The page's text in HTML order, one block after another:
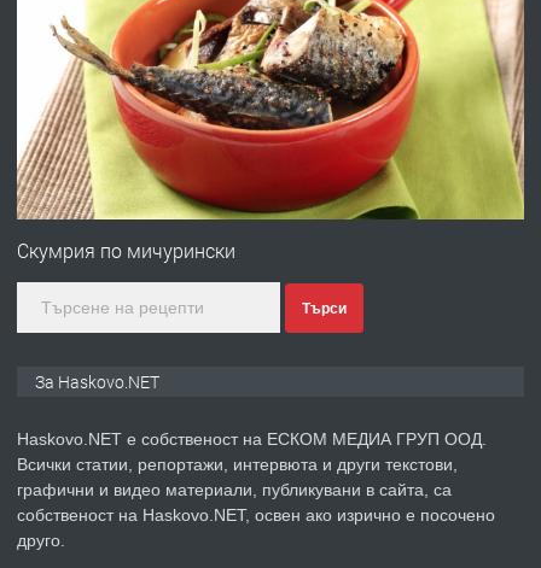
ПРЕДЛАГА СГЛОБЯВАНЕ НА МЕБЕЛИ.
преди 2 дни
ПРЕДЛАГА
№4119 Едностаен обзаведен
Училищни, гр. Хасково.
преди 2 дни
ПРЕДЛАГА Апартамент за продажба
Скумрия по мичурински
Търси
За Haskovo.NET
Haskovo.NET е собственост на ЕСКОМ МЕДИА ГРУП ООД.
Всички статии, репортажи, интервюта и други текстови,
графични и видео материали, публикувани в сайта, са
собственост на Haskovo.NET, освен ако изрично е посочено
друго.